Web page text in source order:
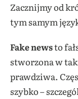
Zacznijmy od
tym samym
Fake newsto
stworzona w
prawdziwa.
szybko –